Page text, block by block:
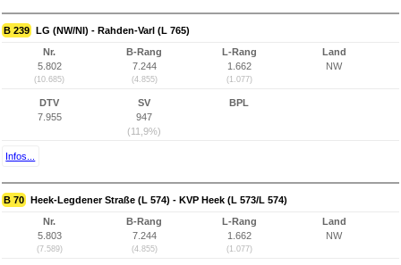
B 239 LG (NW/NI) - Rahden-Varl (L 765)
Nr.
5.802
(10.685)
B-Rang
7.244
(4.855)
L-Rang
1.662
(1.077)
Land
NW
DTV
7.955
SV
947
(11,9%)
BPL
Infos...
B 70 Heek-Legdener Straße (L 574) - KVP Heek (L 573/L 574)
Nr.
5.803
(7.589)
B-Rang
7.244
(4.855)
L-Rang
1.662
(1.077)
Land
NW